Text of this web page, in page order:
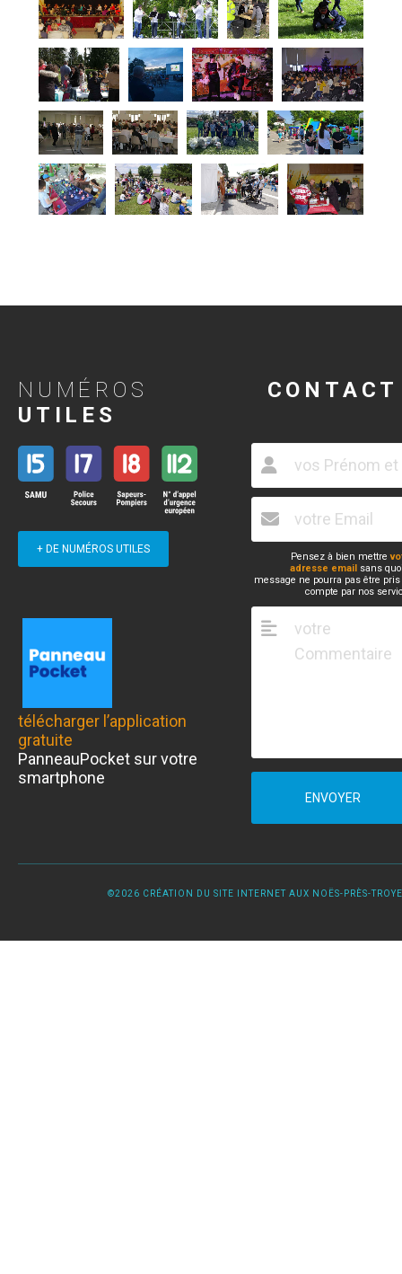
NUMÉROS
UTILES
+ DE NUMÉROS UTILES
télécharger l’application
gratuite
PanneauPocket sur votre
smartphone
CONTACT
Pensez à bien mettre
adresse email sans
message ne pourra pas être
compte par nos
ENVOYER
©2026 CRÉATION DU SITE INTERNET AUX NOËS-PRÈS-